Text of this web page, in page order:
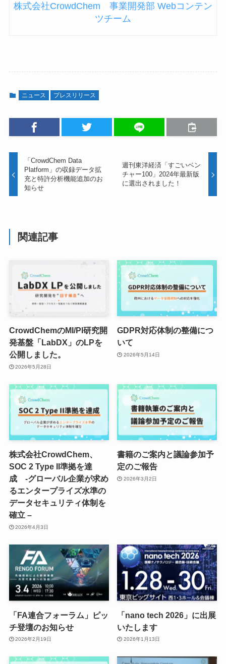
株式会社CrowdChem 事業開発部 Webコンテン
ツチーム
ニュース プレスリリース
「CrowdChem Data
Platform」の収録データ拡
充と特許分析機能追加のお
知らせ
週刊東洋経済「すごいベン
チャー100」2024年最新版
に選出されました！
関連記事
CrowdChemのMI/PI研究開
発基盤「LabDX」のLPを
公開しました。
2026年5月28日
GDPR対応体制の整備につ
いて
2026年5月14日
株式会社CrowdChem、
SOC 2 Type II準拠を達
成 -グローバル企業が求め
るエンタープライズ水準の
データセキュリティ体制を
確立 –
2026年4月3日
書籍のご案内と議論参加予
定のご報告
2026年3月2日
「FA連合フォーラム」ピッ
チ登壇のお知らせ
2026年2月19日
「nano tech 2026」に出展
いたします
2026年1月13日